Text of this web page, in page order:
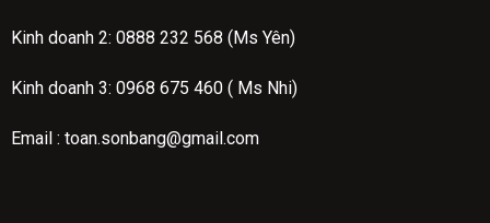
Kinh doanh 2: 0888 232 568 (Ms Yên)
Kinh doanh 3: 0968 675 460 ( Ms Nhi)
Email : toan.sonbang@gmail.com